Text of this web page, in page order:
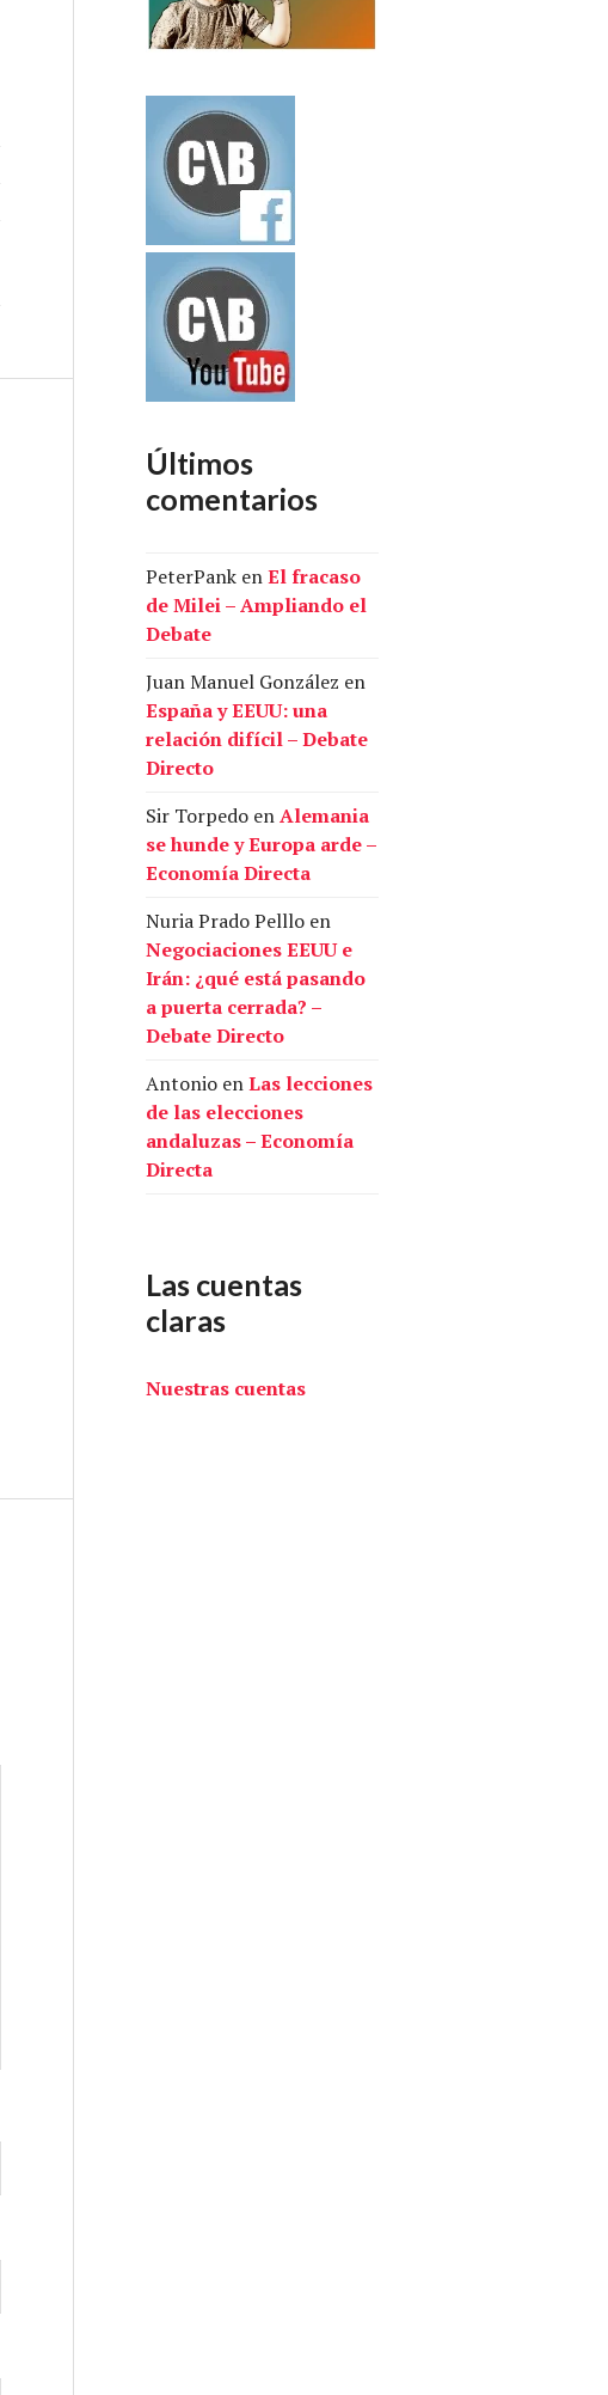
Últimos
comentarios
PeterPank enEl fracaso
de Milei – Ampliando el
Debate
Juan Manuel González en
España y EEUU: una
relación difícil – Debate
Directo
Sir Torpedo enAlemania
se hunde y Europa arde –
Economía Directa
Nuria Prado Pelllo en
Negociaciones EEUU e
Irán: ¿qué está pasando
a puerta cerrada? –
Debate Directo
Antonio enLas lecciones
de las elecciones
andaluzas – Economía
Directa
Las cuentas
claras
Nuestras cuentas